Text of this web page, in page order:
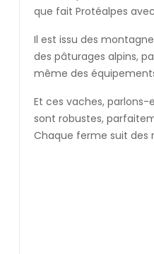
que fait Protéalpes
Il est issu des
des pâturages alpins,
même des
Et ces vaches, parlons-
sont robustes,
Chaque ferme suit des